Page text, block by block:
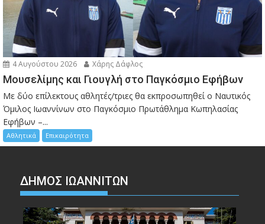
4 Αυγούστου 2026 Χάρης Δάφλος
Μουσελίμης και Γιουγλή στο Παγκόσμιο Εφήβων
Mε δύο επίλεκτους αθλητές/τριες θα εκπροσωπηθεί ο Ναυτικός
Όμιλος Ιωαννίνων στο Παγκόσμιο Πρωτάθλημα Κωπηλασίας
Εφήβων –...
Αθλητικά Επικαιρότητα
ΔΗΜΟΣ ΙΩΑΝΝΙΤΩΝ